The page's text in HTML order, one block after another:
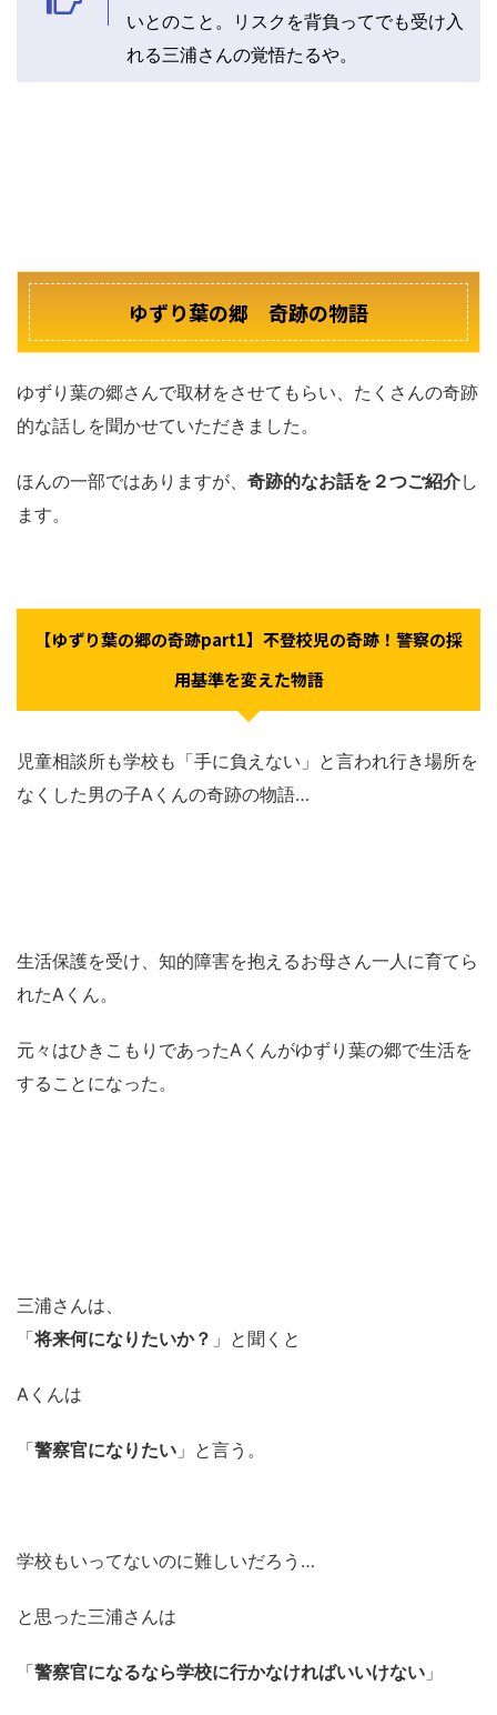
いとのこと。リスクを背負ってでも受け入
れる三浦さんの覚悟たるや。
ゆずり葉の郷 奇跡の物語
ゆずり葉の郷さんで取材をさせてもらい、たくさんの奇跡
的な話しを聞かせていただきました。
ほんの一部ではありますが、 奇跡的なお話を２つご紹介し
ます。
【ゆずり葉の郷の奇跡part1】不登校児の奇跡！警察の採
用基準を変えた物語
児童相談所も学校も「手に負えない」と言われ行き場所を
なくした男の子Aくんの奇跡の物語…
生活保護を受け、知的障害を抱えるお母さん一人に育てら
れたAくん。
元々はひきこもりであったAくんがゆずり葉の郷で生活を
することになった。
三浦さんは、
「将来何になりたいか？ 」と聞くと
Aくんは
「警察官になりたい 」と言う。
学校もいってないのに難しいだろう…
と思った三浦さんは
「警察官になるなら学校に行かなければいいけない 」